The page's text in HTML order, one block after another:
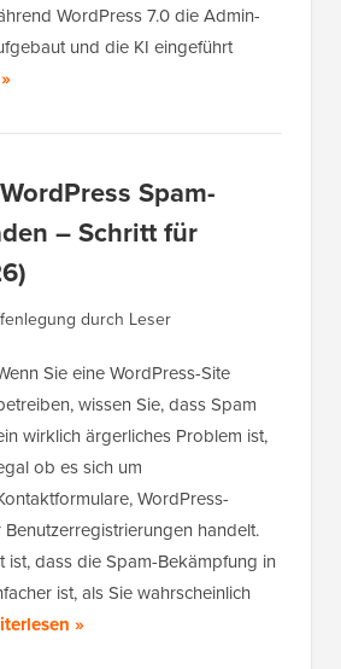
WordPress 7.0 die Admin-
und die KI eingeführt
Spam-
– Schritt für
durch Leser
Sie eine WordPress-Site
wissen Sie, dass Spam
wirklich ärgerliches Problem ist,
ob es sich um
WordPress-
handelt.
ist, dass die Spam-Bekämpfung in
ist, als Sie wahrscheinlich
»